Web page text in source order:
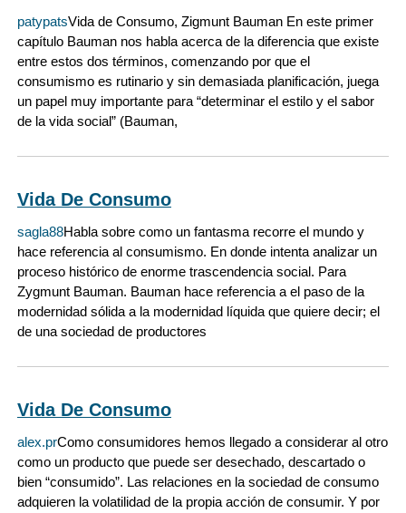
patypatsVida de Consumo, Zigmunt Bauman En este primer
capítulo Bauman nos habla acerca de la diferencia que existe
entre estos dos términos, comenzando por que el
consumismo es rutinario y sin demasiada planificación, juega
un papel muy importante para “determinar el estilo y el sabor
de la vida social” (Bauman,
Vida De Consumo
sagla88Habla sobre como un fantasma recorre el mundo y
hace referencia al consumismo. En donde intenta analizar un
proceso histórico de enorme trascendencia social. Para
Zygmunt Bauman. Bauman hace referencia a el paso de la
modernidad sólida a la modernidad líquida que quiere decir; el
de una sociedad de productores
Vida De Consumo
alex.prComo consumidores hemos llegado a considerar al otro
como un producto que puede ser desechado, descartado o
bien “consumido”. Las relaciones en la sociedad de consumo
adquieren la volatilidad de la propia acción de consumir. Y por